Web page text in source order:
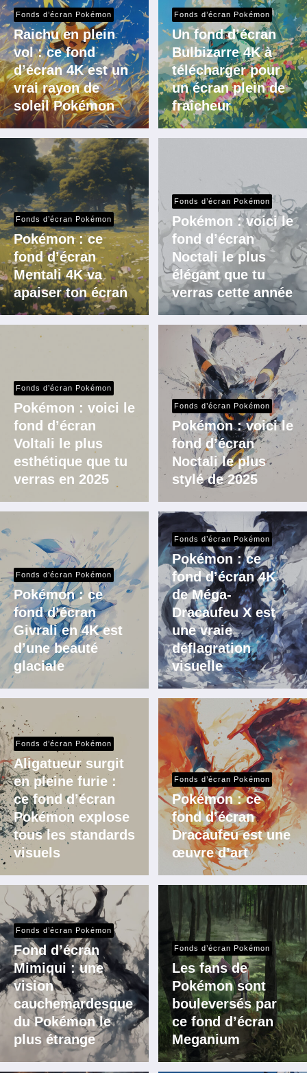
Fonds d’écran Pokémon
Raichu en plein
vol : ce fond
d’écran 4K est un
vrai rayon de
soleil Pokémon
Fonds d’écran Pokémon
Un fond d’écran
Bulbizarre 4K à
télécharger pour
un écran plein de
fraîcheur
Fonds d’écran Pokémon
Pokémon : ce
fond d’écran
Mentali 4K va
apaiser ton écran
Fonds d’écran Pokémon
Pokémon : voici le
fond d’écran
Noctali le plus
élégant que tu
verras cette année
Fonds d’écran Pokémon
Pokémon : voici le
fond d’écran
Voltali le plus
esthétique que tu
verras en 2025
Fonds d’écran Pokémon
Pokémon : voici le
fond d’écran
Noctali le plus
stylé de 2025
Fonds d’écran Pokémon
Pokémon : ce
fond d’écran
Givrali en 4K est
d’une beauté
glaciale
Fonds d’écran Pokémon
Pokémon : ce
fond d’écran 4K
de Méga-
Dracaufeu X est
une vraie
déflagration
visuelle
Fonds d’écran Pokémon
Aligatueur surgit
en pleine furie :
ce fond d’écran
Pokémon explose
tous les standards
visuels
Fonds d’écran Pokémon
Pokémon : ce
fond d’écran
Dracaufeu est une
œuvre d’art
Fonds d’écran Pokémon
Fond d’écran
Mimiqui : une
vision
cauchemardesque
du Pokémon le
plus étrange
Fonds d’écran Pokémon
Les fans de
Pokémon sont
bouleversés par
ce fond d’écran
Meganium